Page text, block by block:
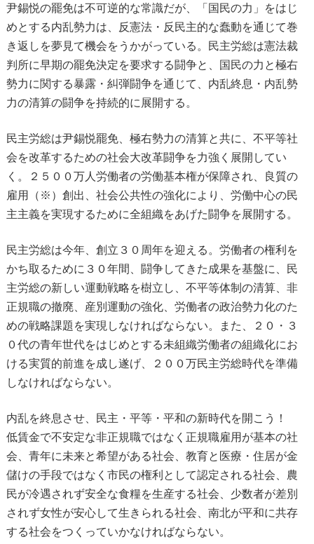
尹錫悦の罷免は不可逆的な常識だが、「国民の力」をはじ
めとする内乱勢力は、反憲法・反民主的な蠢動を通じて巻
き返しを夢見て機会をうかがっている。民主労総は憲法裁
判所に早期の罷免決定を要求する闘争と、国民の力と極右
勢力に関する暴露・糾弾闘争を通じて、内乱終息・内乱勢
力の清算の闘争を持続的に展開する。
民主労総は尹錫悦罷免、極右勢力の清算と共に、不平等社
会を改革するための社会大改革闘争を力強く展開してい
く。２５００万人労働者の労働基本権が保障され、良質の
雇用（※）創出、社会公共性の強化により、労働中心の民
主主義を実現するために全組織をあげた闘争を展開する。
民主労総は今年、創立３０周年を迎える。労働者の権利を
かち取るために３０年間、闘争してきた成果を基盤に、民
主労総の新しい運動戦略を樹立し、不平等体制の清算、非
正規職の撤廃、産別運動の強化、労働者の政治勢力化のた
めの戦略課題を実現しなければならない。また、２０・３
０代の青年世代をはじめとする未組織労働者の組織化にお
ける実質的前進を成し遂げ、２００万民主労総時代を準備
しなければならない。
内乱を終息させ、民主・平等・平和の新時代を開こう！
低賃金で不安定な非正規職ではなく正規職雇用が基本の社
会、青年に未来と希望がある社会、教育と医療・住居が金
儲けの手段ではなく市民の権利として認定される社会、農
民が冷遇されず安全な食糧を生産する社会、少数者が差別
されず女性が安心して生きられる社会、南北が平和に共存
する社会をつくっていかなければならない。